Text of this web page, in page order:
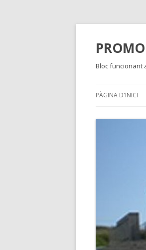
Bloc funcionant
PÀGINA D'INICI